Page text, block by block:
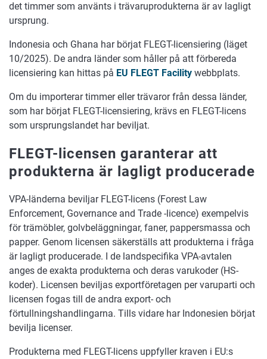
det timmer som använts i trävaruprodukterna är av lagligt
ursprung.
Indonesia och Ghana har börjat FLEGT-licensiering (läget
10/2025). De andra länder som håller på att förbereda
licensiering kan hittas på EU FLEGT Facility webbplats.
Om du importerar timmer eller trävaror från dessa länder,
som har börjat FLEGT-licensiering, krävs en FLEGT-licens
som ursprungslandet har beviljat.
FLEGT-licensen garanterar att
produkterna är lagligt producerade
VPA-länderna beviljar FLEGT-licens (Forest Law
Enforcement, Governance and Trade -licence) exempelvis
för trämöbler, golvbeläggningar, faner, pappersmassa och
papper. Genom licensen säkerställs att produkterna i fråga
är lagligt producerade. I de landspecifika VPA-avtalen
anges de exakta produkterna och deras varukoder (HS-
koder). Licensen beviljas exportföretagen per varuparti och
licensen fogas till de andra export- och
förtullningshandlingarna. Tills vidare har Indonesien börjat
bevilja licenser.
Produkterna med FLEGT-licens uppfyller kraven i EU:s